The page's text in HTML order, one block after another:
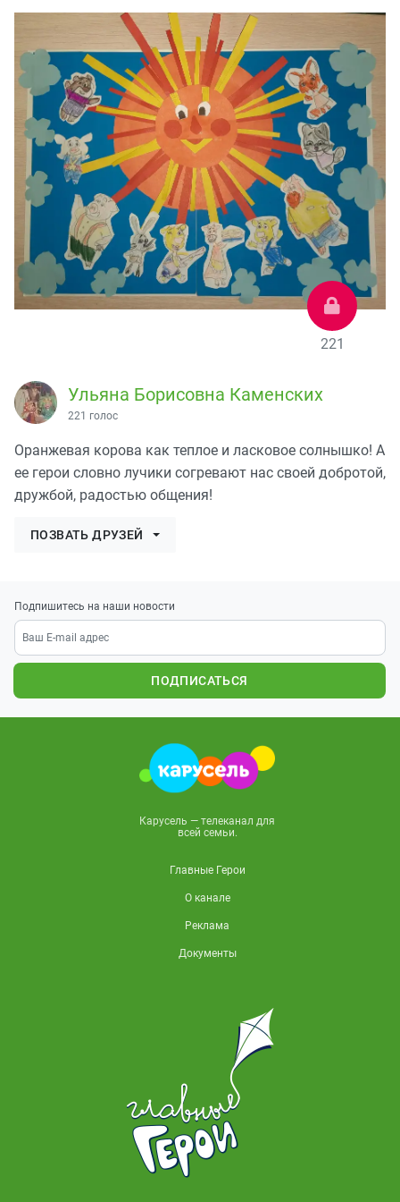
221
Ульяна Борисовна Каменских
221 голос
Оранжевая корова как теплое и ласковое солнышко! А
ее герои словно лучики согревают нас своей добротой,
дружбой, радостью общения!
ПОЗВАТЬ ДРУЗЕЙ
Подпишитесь на наши новости
ПОДПИСАТЬСЯ
Карусель — телеканал для
всей семьи.
Главные Герои
О канале
Реклама
Документы